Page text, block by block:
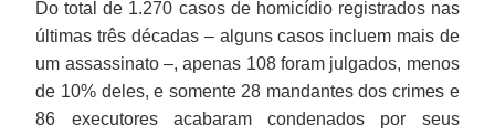
Do total de 1.270 casos de homicídio registrados nas
últimas três décadas – alguns casos incluem mais de
um assassinato –, apenas 108 foram julgados, menos
de 10% deles, e somente 28 mandantes dos crimes e
86 executores acabaram condenados por seus